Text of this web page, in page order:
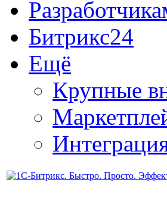
Битрикс24
Ещё
Крупные